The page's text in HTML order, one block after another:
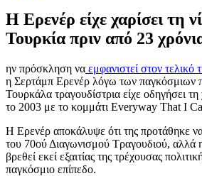
Η Ερενέρ είχε χαρίσει τη
Τουρκία πριν από 23
ην πρόσκληση να εμφανιστεί στον τελικό
η Σερτάμπ Ερενέρ λόγω των παγκόσμιων
Τουρκάλα τραγουδίστρια είχε οδηγήσει
το 2003 με το κομμάτι Everyway That I
Η Ερενέρ αποκάλυψε ότι της προτάθηκε
του 70ού Διαγωνισμού Τραγουδιού, αλλά
βρεθεί εκεί εξαιτίας της τρέχουσας
παγκόσμιο επίπεδο.